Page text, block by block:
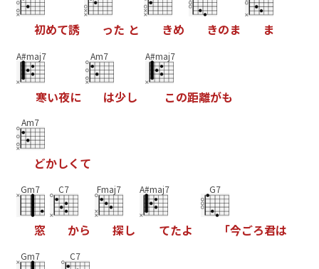
初めて誘 った と きめ きのま ま
A#maj7
寒い夜に
Am7
は少し
A#maj7
この距離がも
Am7
どかしく て
Gm7
窓
C7
から
Fmaj7
探し
A#maj7
てたよ
G7
「今ごろ君は
Gm7 C7